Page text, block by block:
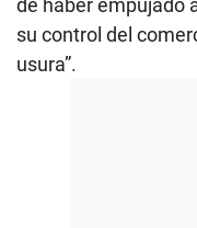
de haber empujado
su control del
usura”.